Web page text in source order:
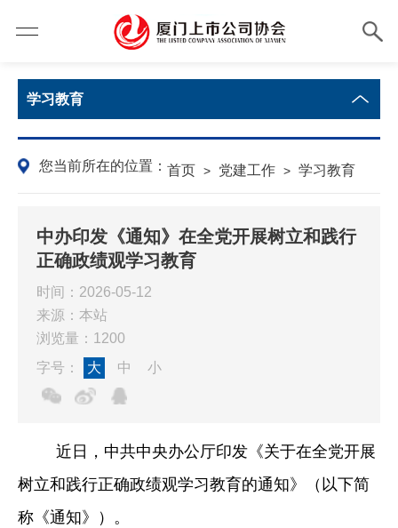
学习教育
您当前所在的位置： 首页 > 党建工作 > 学习教育
中办印发《通知》在全党开展树立和践行
正确政绩观学习教育
时间：2026-05-12
来源：本站
浏览量：1200
字号：
大 中 小
近日，中共中央办公厅印发《关于在全党开展
树立和践行正确政绩观学习教育的通知》（以下简
称《通知》）。